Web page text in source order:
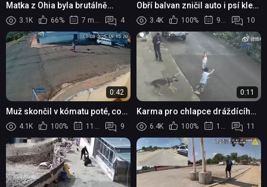
Matka z Ohia byla brutálně
napadena volně pobíhajícím
psem před základní školou
3.1K 66% 7 měsíců 4
Obří balvan zničil auto i psí klec
při tajfunu Wipha, pes však
zázračně přežil
3.4K 100% 9 měsíců 10
0:42
Muž skončil v kómatu poté, co
ho porazil pes
4.1K 100% 11 měsíců 9
0:11
Karma pro chlapce dráždícího
psa6.4K 100% 12 měsíců 11